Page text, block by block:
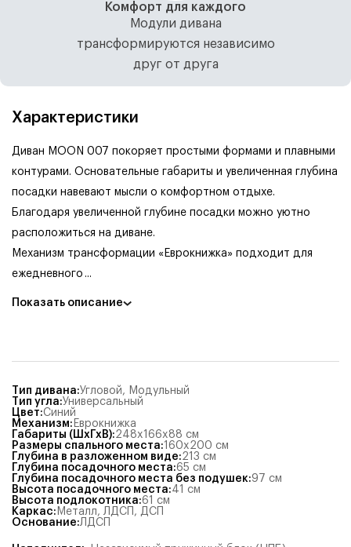
Комфорт для каждого
Модули дивана
трансформируются независимо
друг от друга
Характеристики
Диван MOON 007 покоряет простыми формами и плавными
контурами. Основательные габариты и увеличенная глубина
посадки навевают мысли о комфортном отдыхе.
Благодаря увеличенной глубине посадки можно уютно
расположиться на диване.
Механизм трансформации «Еврокнижка» подходит для
ежедневного ...
Показать описание
Тип дивана:Угловой, Модульный
Тип угла:Универсальный
Цвет:Синий
Механизм: Еврокнижка
Габариты (ШхГхВ):248x166x88 см
Размеры спального места:160x200 см
Глубина в разложенном виде:213 см
Глубина посадочного места:65 см
Глубина посадочного места без подушек:97 см
Высота посадочного места:41
см
Высота подлокотника:61
см
Каркас: Металл, ЛДСП , ДСП
Основание:ЛДСП